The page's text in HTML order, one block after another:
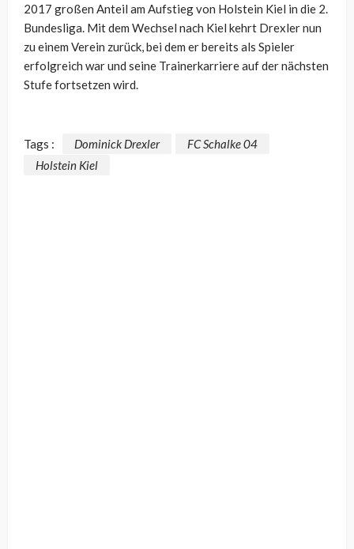
2017 großen Anteil am Aufstieg von Holstein Kiel in die 2.
Bundesliga. Mit dem Wechsel nach Kiel kehrt Drexler nun
zu einem Verein zurück, bei dem er bereits als Spieler
erfolgreich war und seine Trainerkarriere auf der nächsten
Stufe fortsetzen wird.
Tags : Dominick Drexler
FC Schalke 04
Holstein Kiel